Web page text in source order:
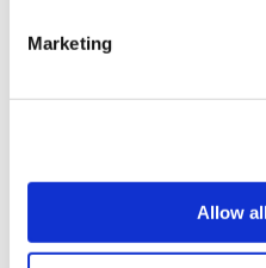
Marketing
Allow
Enquanto isso, os
o que jogar,
mais curto.
O mercado de AVOD
serviços da Amazon